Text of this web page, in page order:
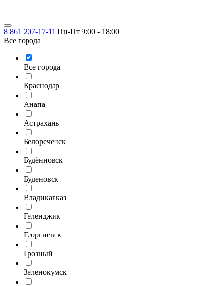
8 861 207-17-11 Пн-Пт 9:00 - 18:00
Все города
Все города
Краснодар
Анапа
Астрахань
Белореченск
Будённовск
Буденовск
Владикавказ
Геленджик
Георгиевск
Грозный
Зеленокумск